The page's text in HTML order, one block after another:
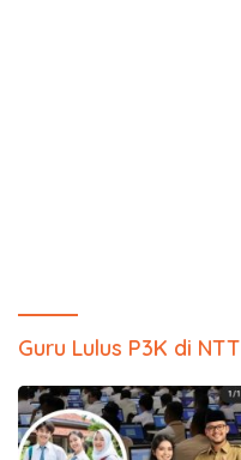
Guru Lulus P3K di NTT